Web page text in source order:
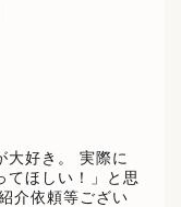
大好き。 実際に
てほしい！」と思
介依頼等ござい